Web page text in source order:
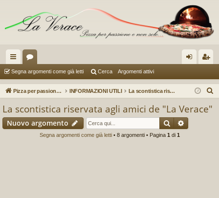
oll
eg
en
or
u in riv
Segna argomenti come già letti Cerca Argomenti attivi
Pizza per passione enon solo... INFORMAZIONI UTILI La scontistica riservata agli amici de "La Verace"
La scontistica riservata agli amici de "La Verace"
Nuovo argomento Cerca
Segna argomenti come già letti• 8 argomenti • Pagina 1 di 1